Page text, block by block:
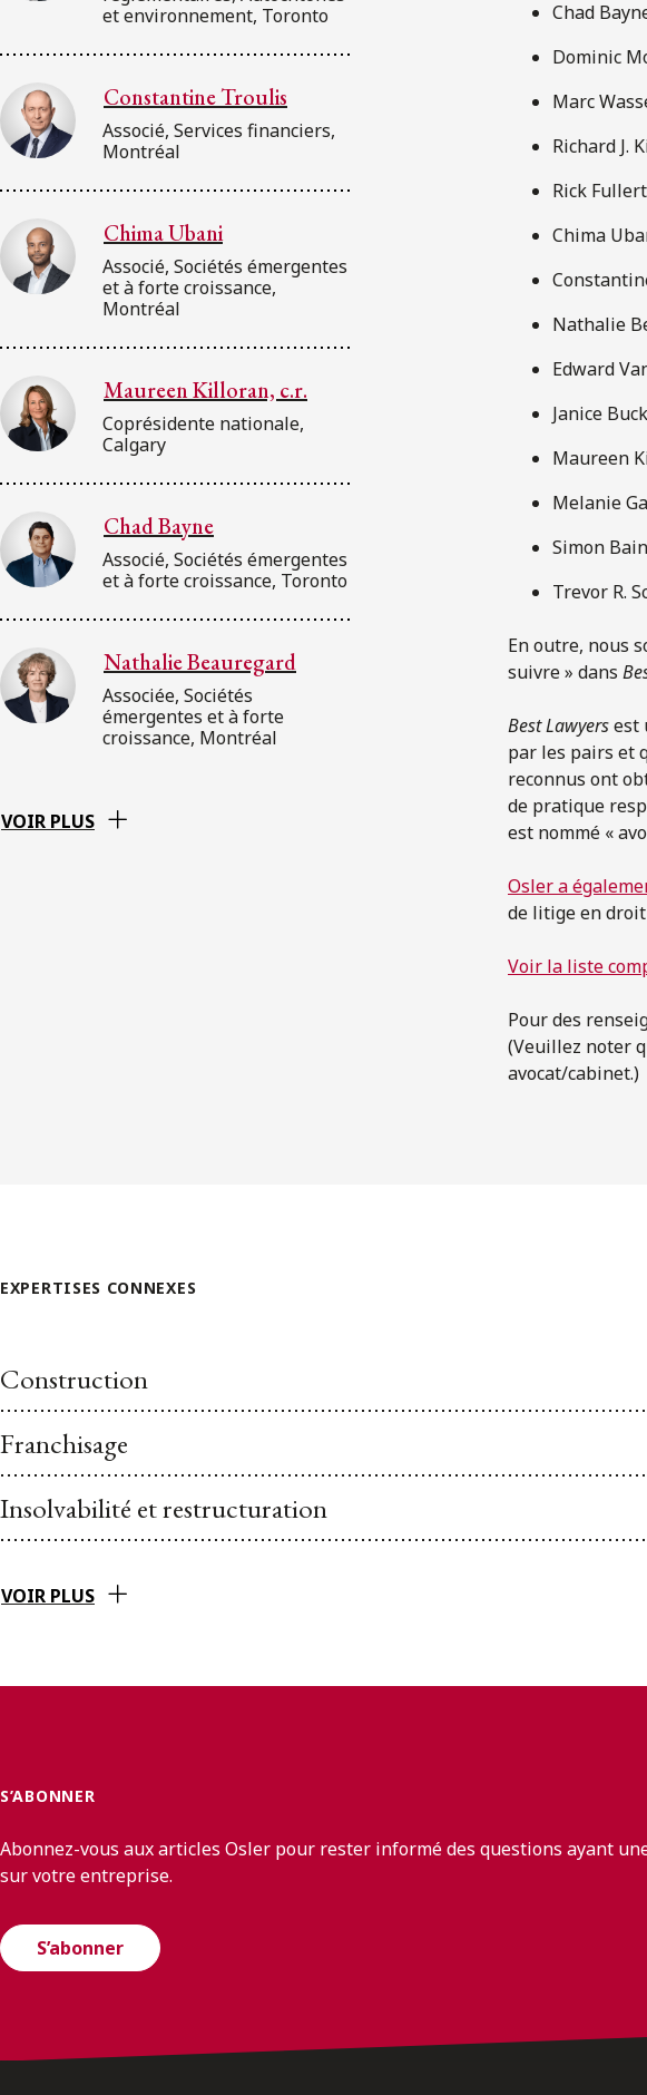
et environnement, Toronto
Constantine Troulis
Associé, Services financiers,
Montréal
Chima Ubani
Associé, Sociétés émergentes
et à forte croissance,
Montréal
Maureen Killoran, c.r.
Coprésidente nationale,
Calgary
Chad Bayne
Associé, Sociétés émergentes
et à forte croissance, Toronto
Nathalie Beauregard
Associée, Sociétés
émergentes et à forte
croissance, Montréal
VOIR PLUS
Chad
Dominic
Marc
Richard J.
Rick
Chima
Nathalie
Edward
Janice
Maureen
Melanie
Simon
Trevor R.
En outre, nous
suivre » dans
Best Lawyersest
par les pairs et
reconnus ont
de pratique
est nommé «
Osler a
de litige en
Voir la liste
Pour des
(Veuillez noter
avocat/cabinet.)
EXPERTISES CONNEXES
Construction
Franchisage
Insolvabilité et restructuration
VOIR PLUS
S’ABONNER
Abonnez-vous aux articles Osler pour rester informé des questions ayant
sur votre entreprise.
S’abonner